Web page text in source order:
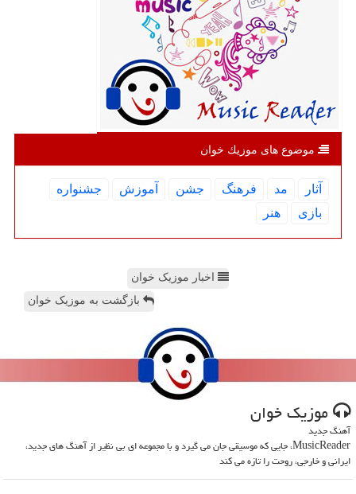
موضوع های موزیك خوان
آثار مد فرهنگ جشن آموزش
جشنواره
بازی
هنر
اخبار موزیک خوان
بازگشت به موزیک خوان
موزیك خوان
آهنگ جدید
MusicReader، جایی که موسیقی جان می گیرد و با مجموعه ای بی نظیر از آهنگ های جدید،
ایرانی و خارجی، روحت را تازه می کند